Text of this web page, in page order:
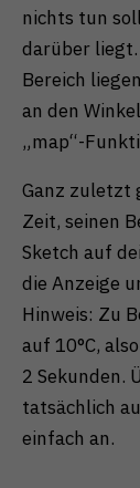
nichts tun
darüber
Bereich
an den
„map“-
Ganz zuletzt
Zeit, seinen
Sketch auf
die Anzeige
Hinweis: Zu
auf 10°C,
2 Sekunden.
tatsächlich
einfach an.